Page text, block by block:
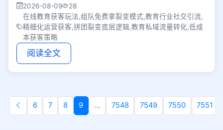
2026-08-09
28
在线教育获客玩法,组队免费拿裂变模式,教育行业社交引流,
精细化运营获客,拼团裂变底层逻辑,教育私域流量转化,低成
本获客策略
阅读全文
6 7 8 9 ... 7548 7549 7550 7551